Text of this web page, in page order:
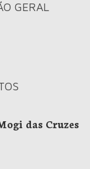
GERAL
das Cruzes